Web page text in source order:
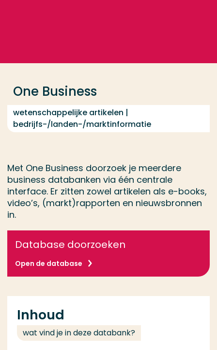
One Business
wetenschappelijke artikelen |
bedrijfs-/landen-/marktinformatie
Met One Business doorzoek je meerdere
business databanken via één centrale
interface. Er zitten zowel artikelen als e-books,
video’s, (markt)rapporten en nieuwsbronnen
in.
Database doorzoeken
Open de database
Inhoud
wat vind je in deze databank?
Contact